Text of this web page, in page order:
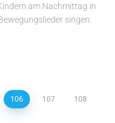
am Nachmittag in
singen.
106 107 108